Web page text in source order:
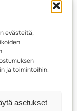
evästeitä,
ja toimintoihin.
asetukset